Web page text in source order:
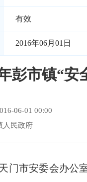
有效
2016年06月01日
彭市镇“安
06-01 00:00
人民政府
市安委会办公室